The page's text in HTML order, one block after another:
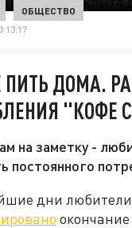
ОБЩЕСТВО
13:17
ДОМА.
"КОФЕ
на заметку -
постоянного
дни любители